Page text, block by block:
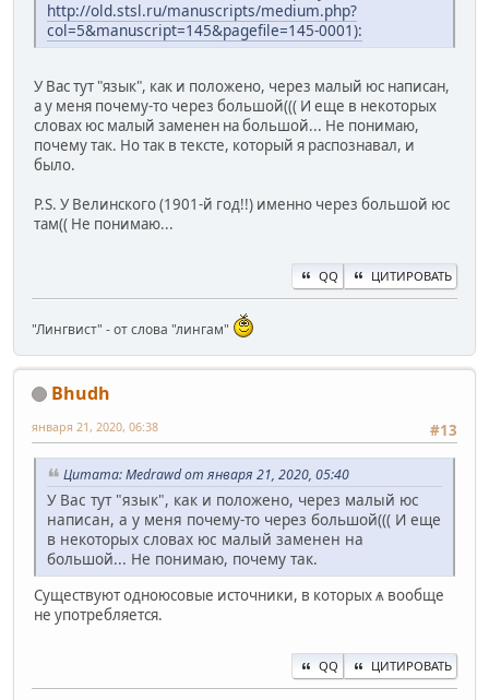
http://old.stsl.ru/manuscripts/medium.php?
col=5&manuscript=145&pagefile=145-0001):
У Вас тут "язык", как и положено, через малый юс написан,
а у меня почему-то через большой((( И еще в некоторых
словах юс малый заменен на большой... Не понимаю,
почему так. Но так в тексте, который я распознавал, и
было.
P.S. У Велинского (1901-й год!!) именно через большой юс
там(( Не понимаю...
QQ ЦИТИРОВАТЬ
"Лингвист" - от слова "лингам"
Bhudh
#13
января 21, 2020, 06:38
Цитата: Medrawd от января 21, 2020, 05:40
У Вас тут "язык", как и положено, через малый юс
написан, а у меня почему-то через большой((( И еще
в некоторых словах юс малый заменен на
большой... Не понимаю, почему так.
Существуют одноюсовые источники, в которых ѧ вообще
не употребляется.
QQ ЦИТИРОВАТЬ